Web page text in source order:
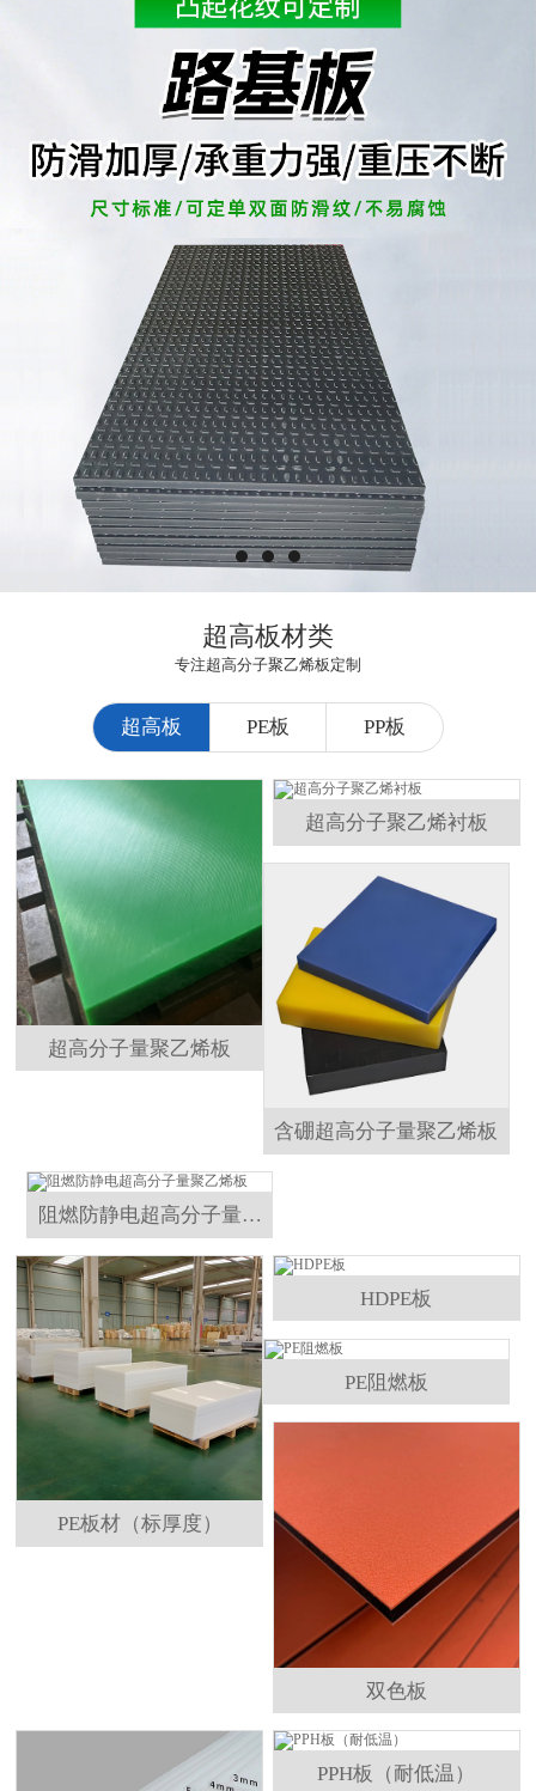
超高板材类
专注超高分子聚乙烯板定制
超高板 PE板 PP板
超高分子量聚乙烯板
超高分子聚乙烯衬板
含硼超高分子量聚乙烯板
阻燃防静电超高分子量聚
乙烯板
PE板材（标厚度）
HDPE板
PE阻燃板
双色板
PPH板（耐低温）